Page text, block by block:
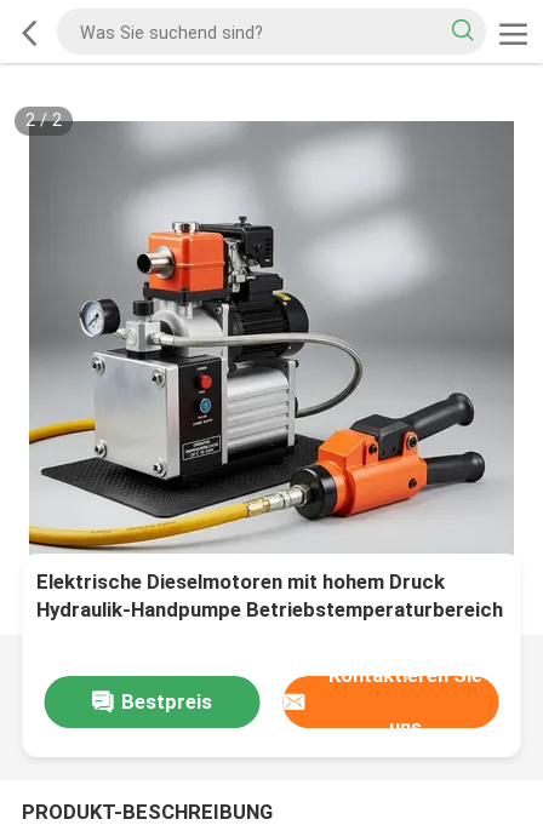
2/2
Elektrische Dieselmotoren mit hohem Druck
Hydraulik-Handpumpe Betriebstemperaturbereich
Bestpreis
Kontaktieren Sie
uns
PRODUKT-BESCHREIBUNG